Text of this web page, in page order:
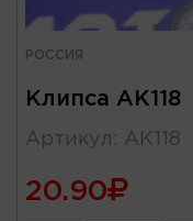
РОССИЯ
Клипса AK118
Артикул : AK118
20.90